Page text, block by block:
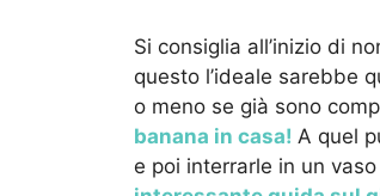
Si consiglia all’inizio di
questo l’ideale sarebbe
o meno se già sono
banana in casa! A quel
e poi interrarle in un